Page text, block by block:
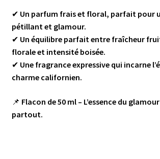
✔ Un parfum frais et floral, parfait pour
pétillant et glamour.
✔ Un équilibre parfait entre fraîcheur
florale et intensité boisée.
✔ Une fragrance expressive qui incarne
charme californien.
📌 Flacon de 50 ml – L’essence du
partout.